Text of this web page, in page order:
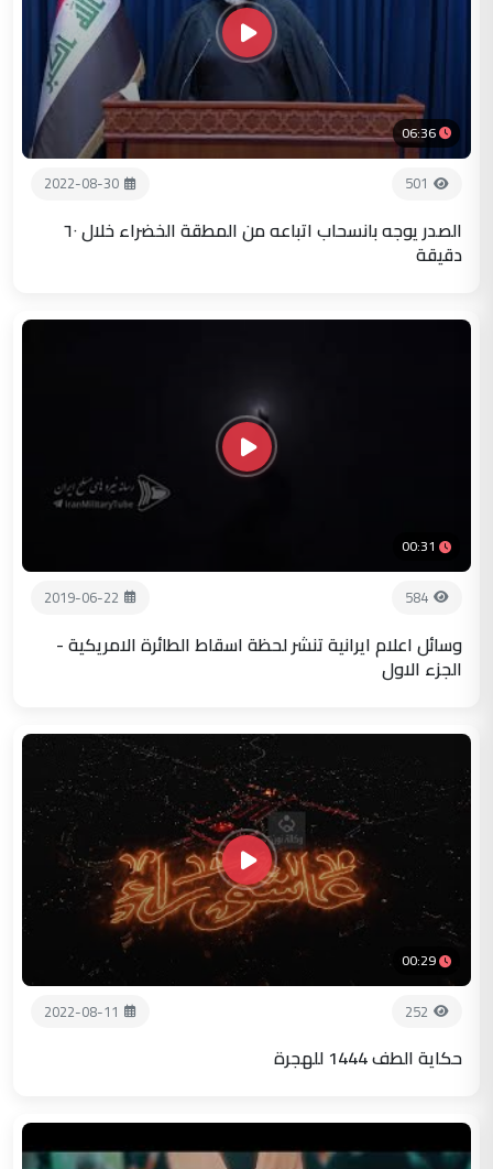
06:36
501
2022-08-30
الصدر يوجه بانسحاب اتباعه من المطقة الخضراء خلال ٦٠
دقيقة
00:31
584
2019-06-22
وسائل اعلام ايرانية تنشر لحظة اسقاط الطائرة الامريكية -
الجزء الاول
00:29
252
2022-08-11
حكاية الطف 1444 للهجرة